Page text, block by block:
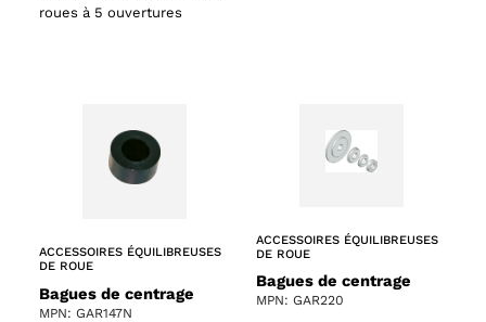
roues à 5 ouvertures
ACCESSOIRES ÉQUILIBREUSES
DE ROUE
Bagues de centrage
MPN: GAR147N
ACCESSOIRES ÉQUILIBREUSES
DE ROUE
Bagues de centrage
MPN: GAR220